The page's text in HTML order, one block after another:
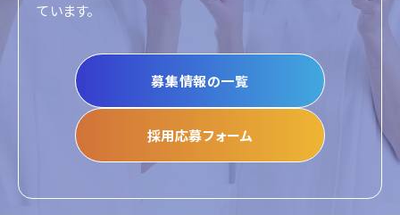
ています。
募集情報の一覧
採用応募フォーム